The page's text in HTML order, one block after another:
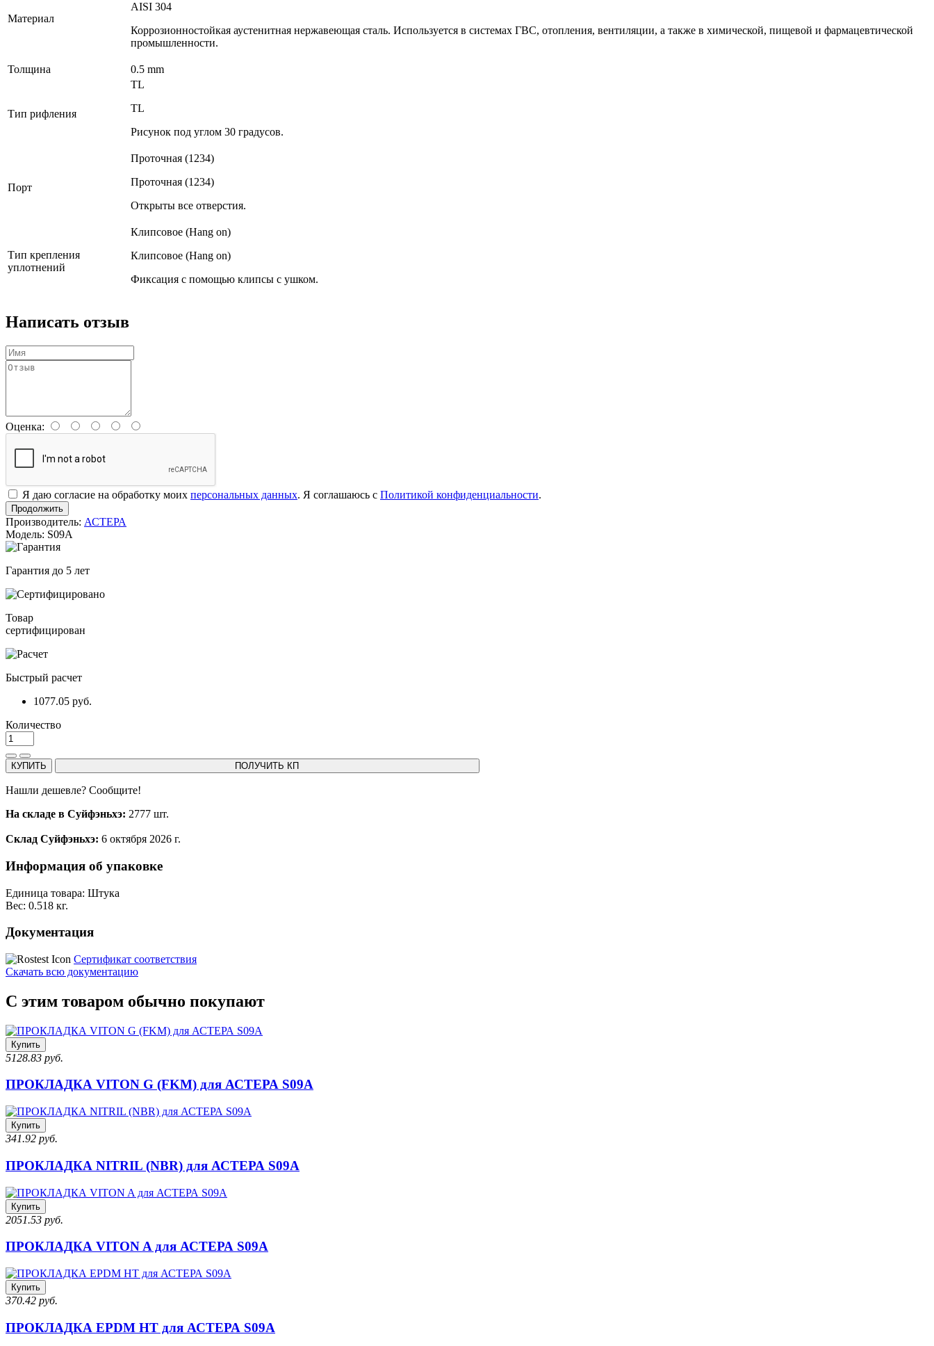
Материал
AISI 304
Коррозионностойкая аустенитная нержавеющая сталь. Используется в системах ГВС, отопления, вентиляции, а также в химической, пищевой и фармацевтической
промышленности.
Толщина 0.5 mm
Тип рифления
TL
TL
Рисунок под углом 30 градусов.
Порт
Проточная (1234)
Проточная (1234)
Открыты все отверстия.
Тип крепления
уплотнений
Клипсовое (Hang on)
Клипсовое (Hang on)
Фиксация с помощью клипсы с ушком.
Написать отзыв
Оценка:
Я даю согласие на обработку моих персональных данных. Я соглашаюсь с Политикой конфиденциальности.
Продолжить
Производитель: АСТЕРА
Модель: S09A
Гарантия до 5 лет
Товар
сертифицирован
Быстрый расчет
1077.05 руб.
Количество
КУПИТЬ ПОЛУЧИТЬ КП
Нашли дешевле? Сообщите!
На складе в Суйфэньхэ: 2777 шт.
Склад Суйфэньхэ: 6 октября 2026 г.
Информация об упаковке
Единица товара: Штука
Вес: 0.518 кг.
Документация
Сертификат соответствия
Скачать всю документацию
С этим товаром обычно покупают
Купить
5128.83 руб.
ПРОКЛАДКА VITON G (FKM) для АСТЕРА S09A
Купить
341.92 руб.
ПРОКЛАДКА NITRIL (NBR) для АСТЕРА S09A
Купить
2051.53 руб.
ПРОКЛАДКА VITON A для АСТЕРА S09A
Купить
370.42 руб.
ПРОКЛАДКА EPDM HT для АСТЕРА S09A